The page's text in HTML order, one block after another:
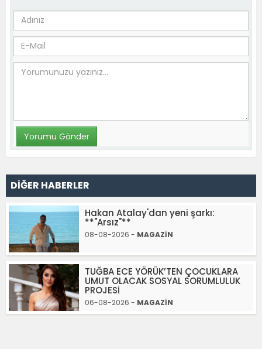
DİĞER HABERLER
Hakan Atalay'dan yeni şarkı:
**"Arsız"**
08-08-2026 - MAGAZİN
TUĞBA ECE YÖRÜK’TEN ÇOCUKLARA
UMUT OLACAK SOSYAL SORUMLULUK
PROJESİ
06-08-2026 - MAGAZİN